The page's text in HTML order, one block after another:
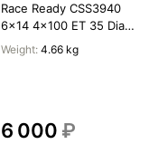
Race Ready CSS3940
6x14 4x100 ET 35 Dia
60.1 MK
Weight: 4.66 kg
6 000 ₽